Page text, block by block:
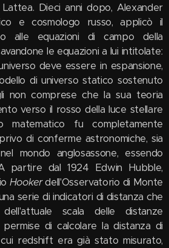
Dieci anni dopo, Alexander
e cosmologo russo, applicò il
alle equazioni di campo della
le equazioni a lui intitolateː
deve essere in espansione,
di universo statico sostenuto
non comprese che la sua teoria
verso il rosso della luce stellare
fu completamente
di conferme astronomiche, sia
mondo anglosassone, essendo
partire dal 1924 Edwin Hubble,
Hookerdell'Osservatorio di Monte
serie di indicatori di distanza che
scala delle distanze
di calcolare la distanza di
redshift era già stato misurato,